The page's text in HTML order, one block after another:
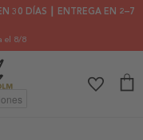
30 DÍAS ┃ ENTREGA EN 2–7
el 8/8